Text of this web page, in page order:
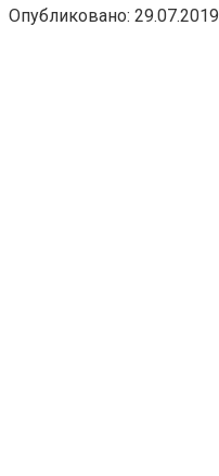
Опубликовано: 29.07.2019